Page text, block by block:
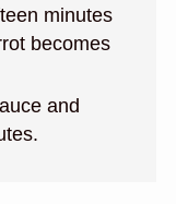
minutes
becomes
and